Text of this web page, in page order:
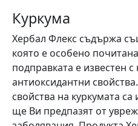
Куркума
Хербал Флекс съдържа
която е особено
подправката e известен
антиоксидантни
свойства на куркумата
ще Ви предпазят от